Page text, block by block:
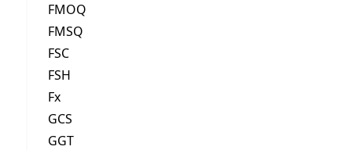
FMOQ
FMSQ
FSC
FSH
Fx
GCS
GGT